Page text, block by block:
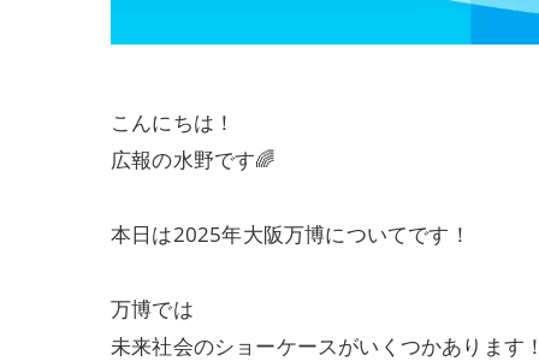
こんにちは！
広報の水野です🌈
本日は2025年大阪万博についてです！
万博では
未来社会のショーケースがいくつかあります